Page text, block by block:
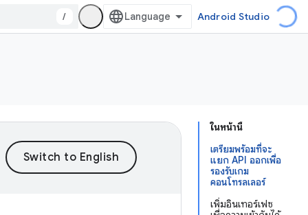
/ Android Studio
ในหน้านี้
เตรียมพร้อมที่จะ
แยก API ออกเพื่อ
รองรับเกม
คอนโทรลเลอร์
เพิ่มอินเทอร์เฟซ